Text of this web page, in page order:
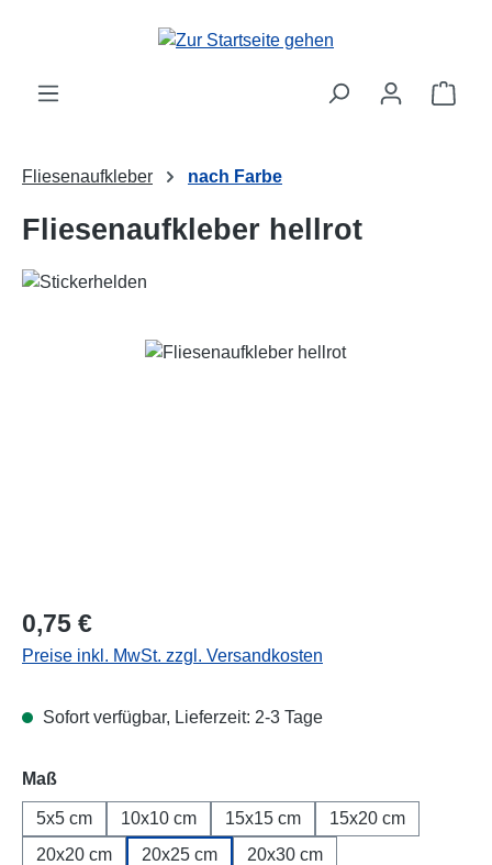
Zum Hauptinhalt springen
Fliesenaufkleber nach Farbe
Fliesenaufkleber hellrot
Bildergalerie überspringen
Regulärer Preis:
0,75 €
Preise inkl. MwSt. zzgl. Versandkosten
Sofort verfügbar, Lieferzeit: 2-3 Tage
Maß
5x5 cm 10x10 cm 15x15 cm
15x20 cm
20x20 cm
20x25 cm 20x30 cm